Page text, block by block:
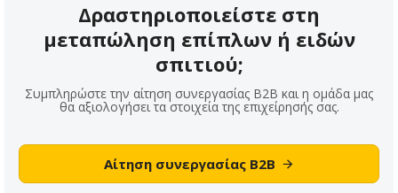
Δραστηριοποιείστε στη
μεταπώληση επίπλων ή ειδών
σπιτιού;
Συμπληρώστε την αίτηση συνεργασίας B2B και η ομάδα μας
θα αξιολογήσει τα στοιχεία της επιχείρησής σας.
Αίτηση συνεργασίας B2B